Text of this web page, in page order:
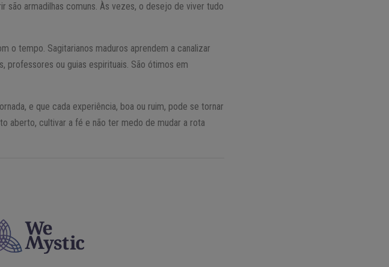
são armadilhas comuns. Às vezes, o desejo de viver tudo
o tempo. Sagitarianos maduros aprendem a canalizar
professores ou guias espirituais. São ótimos em
e que cada experiência, boa ou ruim, pode se tornar
aberto, cultivar a fé e não ter medo de mudar a rota